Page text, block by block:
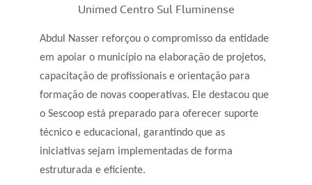
Unimed Centro Sul Fluminense
Abdul Nasser reforçou o compromisso da entidade
em apoiar o município na elaboração de projetos,
capacitação de profissionais e orientação para
formação de novas cooperativas. Ele destacou que
o Sescoop está preparado para oferecer suporte
técnico e educacional, garantindo que as
iniciativas sejam implementadas de forma
estruturada e eficiente.